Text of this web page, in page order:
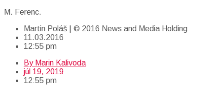
M. Ferenc.
Martin Poláš | © 2016 News and Media Holding
11.03.2016
12:55 pm
ByMarin Kalivoda
júl 19, 2019
12:55 pm